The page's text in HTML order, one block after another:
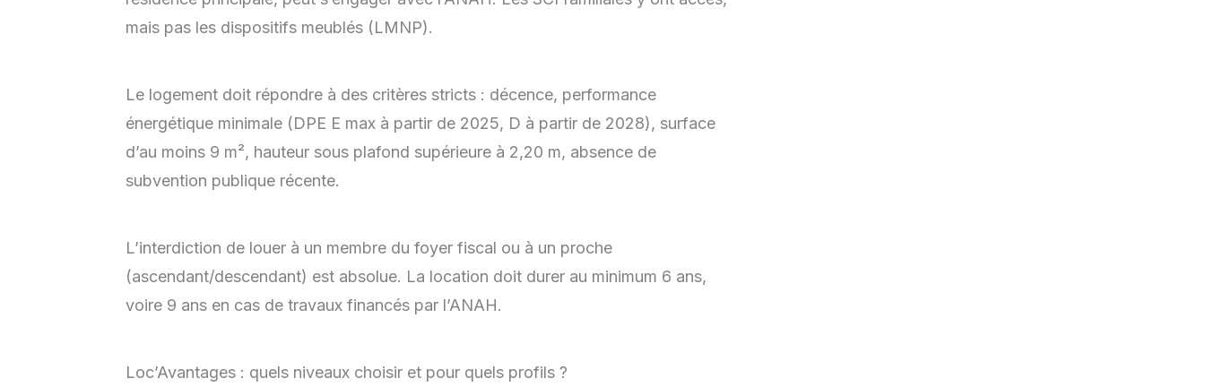
mais pas les dispositifs meublés (LMNP).
Le logement doit répondre à des critères stricts : décence, performance
énergétique minimale (DPE E max à partir de 2025, D à partir de 2028), surface
d’au moins 9 m², hauteur sous plafond supérieure à 2,20 m, absence de
subvention publique récente.
L’interdiction de louer à un membre du foyer fiscal ou à un proche
(ascendant/descendant) est absolue. La location doit durer au minimum 6 ans,
voire 9 ans en cas de travaux financés par l’ANAH.
Loc’Avantages : quels niveaux choisir et pour quels profils ?